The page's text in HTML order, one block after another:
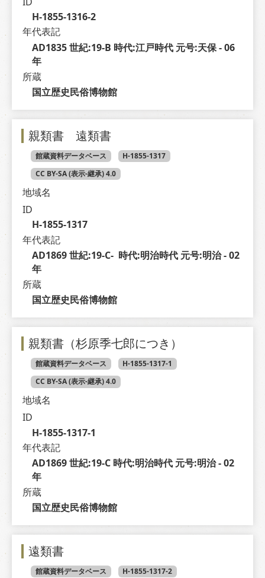
H-1855-1316-2
年代表記
AD1835 世紀:19-B 時代:江戸時代 元号:天保 - 06
年
所蔵
国立歴史民俗博物館
親類書 遠類書
館蔵資料データベース
H-1855-1317
CC BY-SA (表示-継承) 4.0
地域名
ID
H-1855-1317
年代表記
AD1869 世紀:19-C-  時代:明治時代 元号:明治 - 02
年
所蔵
国立歴史民俗博物館
親類書（杉原季七郎につき）
館蔵資料データベース
H-1855-1317-1
CC BY-SA (表示-継承) 4.0
地域名
ID
H-1855-1317-1
年代表記
AD1869 世紀:19-C 時代:明治時代 元号:明治 - 02
年
所蔵
国立歴史民俗博物館
遠類書
館蔵資料データベース
H-1855-1317-2